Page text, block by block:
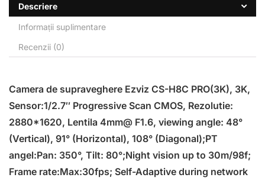
Descriere
Informații suplimentare
Recenzii (0)
Camera de supraveghere Ezviz CS-H8C PRO(3K), 3K,
Sensor:1/2.7″ Progressive Scan CMOS, Rezolutie:
2880*1620, Lentila 4mm@ F1.6, viewing angle: 48°
(Vertical), 91° (Horizontal), 108° (Diagonal);PT
angel:Pan: 350°, Tilt: 80°;Night vision up to 30m/98f;
Frame rate:Max:30fps; Self-Adaptive during network